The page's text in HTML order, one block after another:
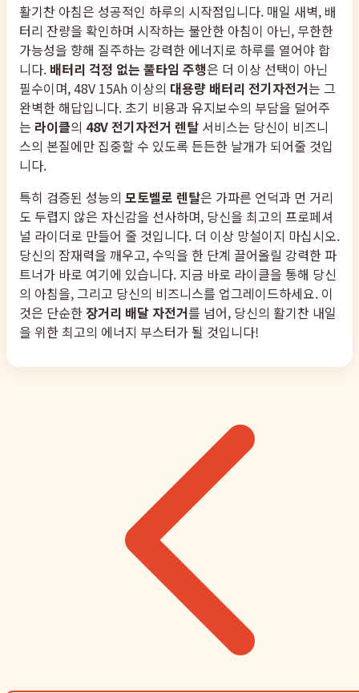
활기찬 아침은 성공적인 하루의 시작점입니다. 매일 새벽, 배
터리 잔량을 확인하며 시작하는 불안한 아침이 아닌, 무한한
가능성을 향해 질주하는 강력한 에너지로 하루를 열어야 합
니다. 배터리 걱정 없는 풀타임 주행은 더 이상 선택이 아닌
필수이며, 48V 15Ah 이상의 대용량 배터리 전기자전거는 그
완벽한 해답입니다. 초기 비용과 유지보수의 부담을 덜어주
는 라이클의 48V 전기자전거 렌탈 서비스는 당신이 비즈니
스의 본질에만 집중할 수 있도록 든든한 날개가 되어줄 것입
니다.
특히 검증된 성능의 모토벨로 렌탈은 가파른 언덕과 먼 거리
도 두렵지 않은 자신감을 선사하며, 당신을 최고의 프로페셔
널 라이더로 만들어 줄 것입니다. 더 이상 망설이지 마십시오.
당신의 잠재력을 깨우고, 수익을 한 단계 끌어올릴 강력한 파
트너가 바로 여기에 있습니다. 지금 바로 라이클을 통해 당신
의 아침을, 그리고 당신의 비즈니스를 업그레이드하세요. 이
것은 단순한장거리 배달 자전거를 넘어, 당신의 활기찬 내일
을 위한 최고의 에너지 부스터가 될 것입니다!